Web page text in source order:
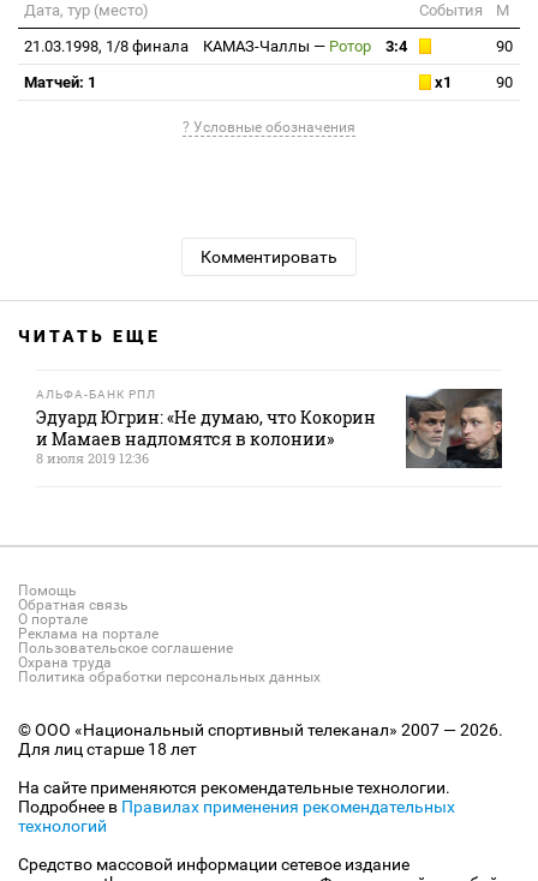
Дата, тур (место) События
М
21.03.1998, 1/8 финала
КАМАЗ-Чаллы — Ротор 3:4
90
Матчей: 1
x1 90
? Условные обозначения
Комментировать
ЧИТАТЬ ЕЩЕ
АЛЬФА-БАНК РПЛ
Эдуард Югрин: «Не думаю, что Кокорин
и Мамаев надломятся в колонии»
8 июля 2019 12:36
Помощь
Обратная связь
О портале
Реклама на портале
Пользовательское соглашение
Охрана труда
Политика обработки персональных данных
© ООО «Национальный спортивный телеканал» 2007 — 2026.
Для лиц старше 18 лет
На сайте применяются рекомендательные технологии.
Подробнее в Правилах применения рекомендательных
технологий
Средство массовой информации сетевое издание